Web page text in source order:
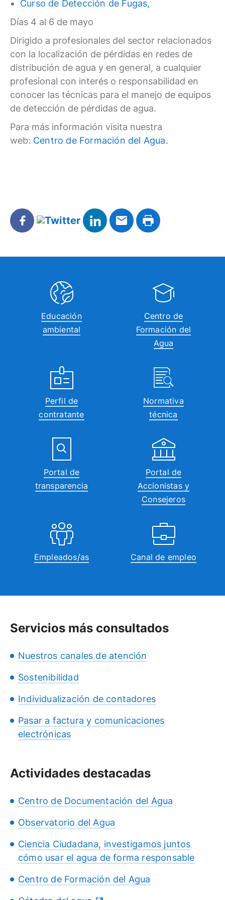
Curso de Detección de Fugas,
Días 4 al 6 de mayo
Dirigido a profesionales del sector relacionados
con la localización de pérdidas en redes de
distribución de agua y en general, a cualquier
profesional con interés o responsabilidad en
conocer las técnicas para el manejo de equipos
de detección de pérdidas de agua.
Para más información visita nuestra
web: Centro de Formación del Agua.
Educación
ambiental
Centro de
Formación del
Agua
Perfil de
contratante
Normativa
técnica
Portal de
transparencia
Portal de
Accionistas y
Consejeros
Empleados/as Canal de empleo
Servicios más consultados
Nuestros canales de atención
Sostenibilidad
Individualización de contadores
Pasar a factura y comunicaciones
electrónicas
Actividades destacadas
Centro de Documentación del Agua
Observatorio del Agua
Ciencia Ciudadana, investigamos juntos
cómo usar el agua de forma responsable
Centro de Formación del Agua